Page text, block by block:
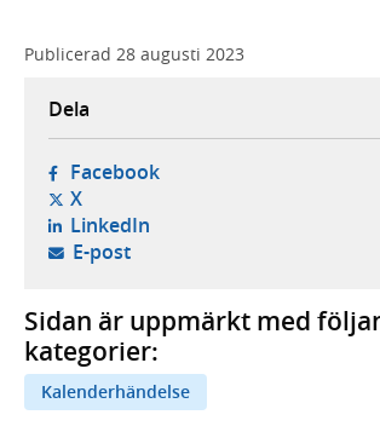
Publicerad 28 augusti 2023
Dela
Facebook- öppnas i ny flik, extern
X- öppnas i ny flik, extern
LinkedIn- öppnas i ny flik, extern
E-post- öppnar din e-postklient,
Sidan är uppmärkt med
kategorier:
Kalenderhändelse